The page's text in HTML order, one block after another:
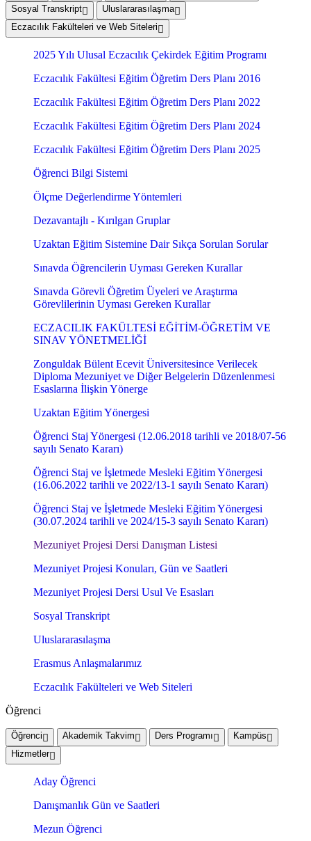
Sosyal Transkript
Uluslararasılaşma
Eczacılık Fakülteleri ve Web Siteleri
2025 Yılı Ulusal Eczacılık Çekirdek Eğitim Programı
Eczacılık Fakültesi Eğitim Öğretim Ders Planı 2016
Eczacılık Fakültesi Eğitim Öğretim Ders Planı 2022
Eczacılık Fakültesi Eğitim Öğretim Ders Planı 2024
Eczacılık Fakültesi Eğitim Öğretim Ders Planı 2025
Öğrenci Bilgi Sistemi
Ölçme Değerlendirme Yöntemleri
Dezavantajlı - Kırılgan Gruplar
Uzaktan Eğitim Sistemine Dair Sıkça Sorulan Sorular
Sınavda Öğrencilerin Uyması Gereken Kurallar
Sınavda Görevli Öğretim Üyeleri ve Araştırma
Görevlilerinin Uyması Gereken Kurallar
ECZACILIK FAKÜLTESİ EĞİTİM-ÖĞRETİM VE
SINAV YÖNETMELİĞİ
Zonguldak Bülent Ecevit Üniversitesince Verilecek
Diploma Mezuniyet ve Diğer Belgelerin Düzenlenmesi
Esaslarına İlişkin Yönerge
Uzaktan Eğitim Yönergesi
Öğrenci Staj Yönergesi (12.06.2018 tarihli ve 2018/07-56
sayılı Senato Kararı)
Öğrenci Staj ve İşletmede Mesleki Eğitim Yönergesi
(16.06.2022 tarihli ve 2022/13-1 sayılı Senato Kararı)
Öğrenci Staj ve İşletmede Mesleki Eğitim Yönergesi
(30.07.2024 tarihli ve 2024/15-3 sayılı Senato Kararı)
Mezuniyet Projesi Dersi Danışman Listesi
Mezuniyet Projesi Konuları, Gün ve Saatleri
Mezuniyet Projesi Dersi Usul Ve Esasları
Sosyal Transkript
Uluslararasılaşma
Erasmus Anlaşmalarımız
Eczacılık Fakülteleri ve Web Siteleri
Öğrenci
Öğrenci Akademik Takvim Ders Programı
Kampüs
Hizmetler
Aday Öğrenci
Danışmanlık Gün ve Saatleri
Mezun Öğrenci